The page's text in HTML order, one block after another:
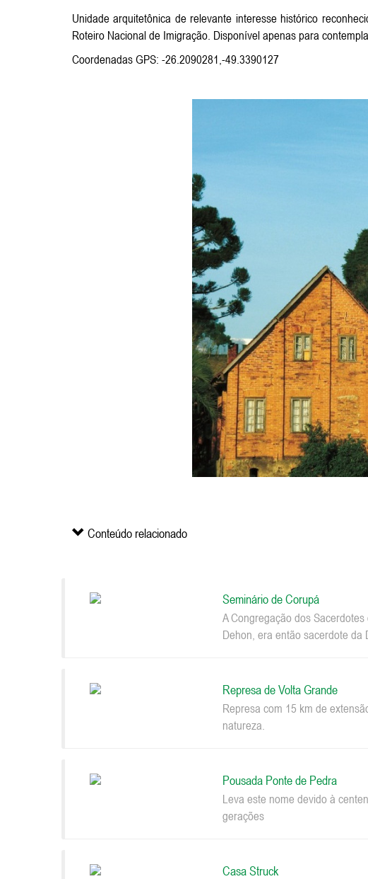
Unidade arquitetônica de relevante interesse histórico
Roteiro Nacional de Imigração. Disponível apenas para
Coordenadas GPS: -26.2090281,-49.3390127
Conteúdo relacionado
Seminário de Corupá
A Congregação dos
Dehon, era então sacerdote da
Represa de Volta Grande
Represa com 15 km de
natureza.
Pousada Ponte de Pedra
Leva este nome devido à
gerações
Casa Struck